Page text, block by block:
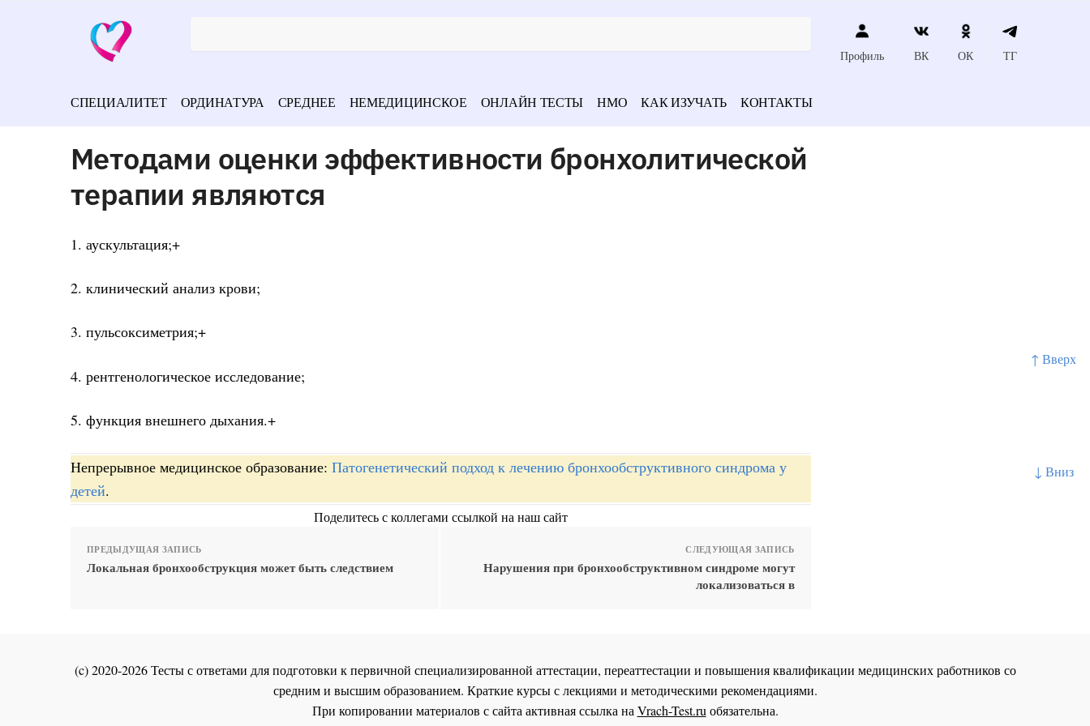
↑ Вверх
↓ Вниз
Профиль ВК ОК ТГ
СПЕЦИАЛИТЕТ ОРДИНАТУРА СРЕДНЕЕ НЕМЕДИЦИНСКОЕ ОНЛАЙН ТЕСТЫ НМО КАК ИЗУЧАТЬ КОНТАКТЫ
Методами оценки эффективности бронхолитической
терапии являются
1. аускультация;+
2. клинический анализ крови;
3. пульсоксиметрия;+
4. рентгенологическое исследование;
5. функция внешнего дыхания.+
Непрерывное медицинское образование: Патогенетический подход к лечению бронхообструктивного синдрома у
детей.
Поделитесь с коллегами ссылкой на наш сайт
ПРЕДЫДУЩАЯ ЗАПИСЬ
Локальная бронхообструкция может быть следствием
СЛЕДУЮЩАЯ ЗАПИСЬ
Нарушения при бронхообструктивном синдроме могут
локализоваться в
(c) 2020-2026 Тесты с ответами для подготовки к первичной специализированной аттестации, переаттестации и повышения квалификации медицинских работников со
средним и высшим образованием. Краткие курсы с лекциями и методическими рекомендациями.
При копировании материалов с сайта активная ссылка на Vrach-Test.ru обязательна.